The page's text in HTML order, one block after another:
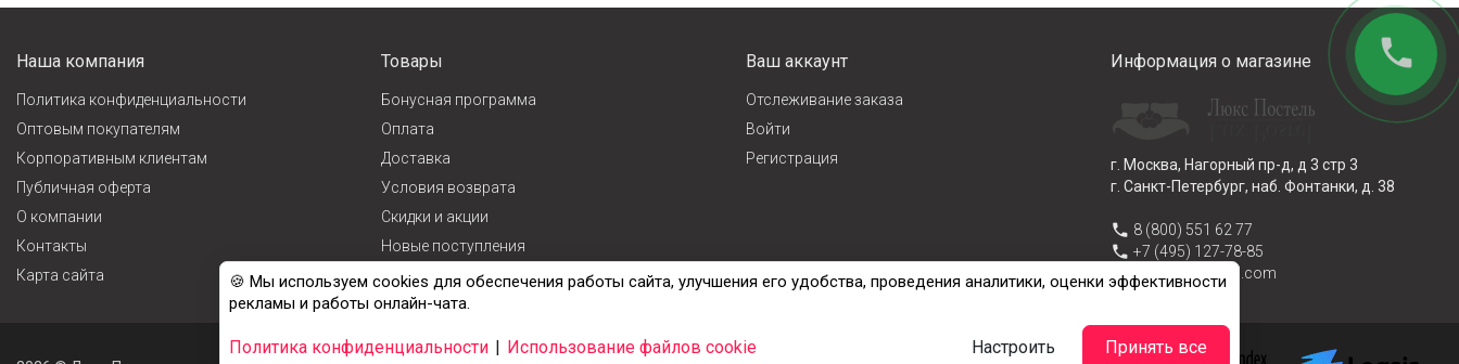
Наша компания
Политика конфиденциальности
Оптовым покупателям
Корпоративным клиентам
Публичная оферта
О компании
Контакты
Карта сайта
Товары
Бонусная программа
Оплата
Доставка
Условия возврата
Cкидки и акции
Новые поступления
Лидеры продаж
Ваш аккаунт
Отслеживание заказа
Войти
Регистрация
Информация о магазине
г. Москва, Нагорный пр-д, д 3 стр 3
г. Санкт-Петербург, наб. Фонтанки, д. 38
phone 8 (800) 551 62 77
phone +7 (495) 127-78-85
email info@lux-postel.com
🍪 Мы используем cookies для обеспечения работы сайта, улучшения его удобства, проведения аналитики, оценки эффективности
рекламы и работы онлайн-чата.
Политика конфиденциальности | Использование файлов cookie Настроить Принять все
phone